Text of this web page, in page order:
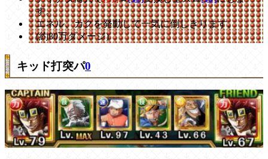
す。
エネル、カクを発動して一気に倒しきります。
(約80万ダメージ)
キッド打突パ0